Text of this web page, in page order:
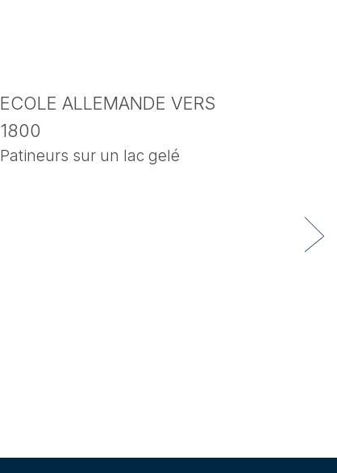
ECOLE ALLEMANDE VERS
1800
Patineurs sur un lac gelé